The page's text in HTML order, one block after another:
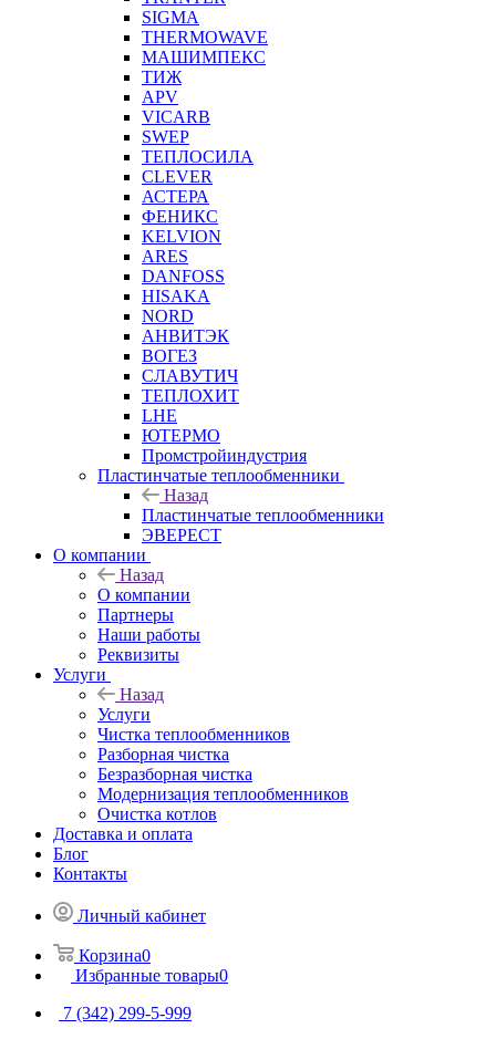
SIGMA
THERMOWAVE
МАШИМПЕКС
ТИЖ
APV
VICARB
SWEP
ТЕПЛОСИЛА
CLEVER
АСТЕРА
ФЕНИКС
KELVION
ARES
DANFOSS
HISAKA
NORD
АНВИТЭК
ВОГЕЗ
СЛАВУТИЧ
ТЕПЛОХИТ
LHE
ЮТЕРМО
Промстройиндустрия
Пластинчатые теплообменники
Назад
Пластинчатые теплообменники
ЭВЕРЕСТ
О компании
Назад
О компании
Партнеры
Наши работы
Реквизиты
Услуги
Назад
Услуги
Чистка теплообменников
Разборная чистка
Безразборная чистка
Модернизация теплообменников
Очистка котлов
Доставка и оплата
Блог
Контакты
Личный кабинет
Корзина0
Избранные товары0
7 (342) 299-5-999